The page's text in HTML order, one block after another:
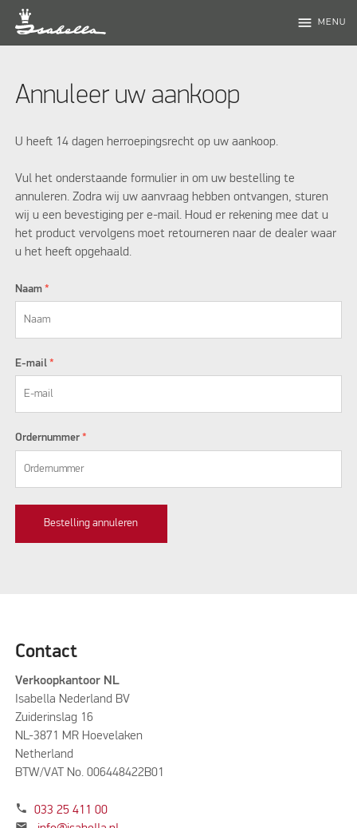
menu MENU
Annuleer uw aankoop
U heeft 14 dagen herroepingsrecht op uw aankoop.
Vul het onderstaande formulier in om uw bestelling te
annuleren. Zodra wij uw aanvraag hebben ontvangen, sturen
wij u een bevestiging per e-mail. Houd er rekening mee dat u
het product vervolgens moet retourneren naar de dealer waar
u het heeft opgehaald.
Naam *
E-mail *
Ordernummer *
Bestelling annuleren
Contact
Verkoopkantoor NL
Isabella Nederland BV
Zuiderinslag 16
NL-3871 MR Hoevelaken
Netherland
BTW/VAT No. 006448422B01
phone 033 25 411 00